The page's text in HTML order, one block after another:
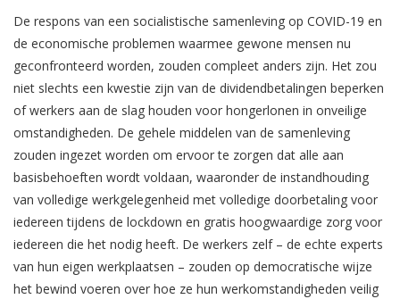
De respons van een socialistische samenleving op COVID-19 en
de economische problemen waarmee gewone mensen nu
geconfronteerd worden, zouden compleet anders zijn. Het zou
niet slechts een kwestie zijn van de dividendbetalingen beperken
of werkers aan de slag houden voor hongerlonen in onveilige
omstandigheden. De gehele middelen van de samenleving
zouden ingezet worden om ervoor te zorgen dat alle aan
basisbehoeften wordt voldaan, waaronder de instandhouding
van volledige werkgelegenheid met volledige doorbetaling voor
iedereen tijdens de lockdown en gratis hoogwaardige zorg voor
iedereen die het nodig heeft. De werkers zelf – de echte experts
van hun eigen werkplaatsen – zouden op democratische wijze
het bewind voeren over hoe ze hun werkomstandigheden veilig